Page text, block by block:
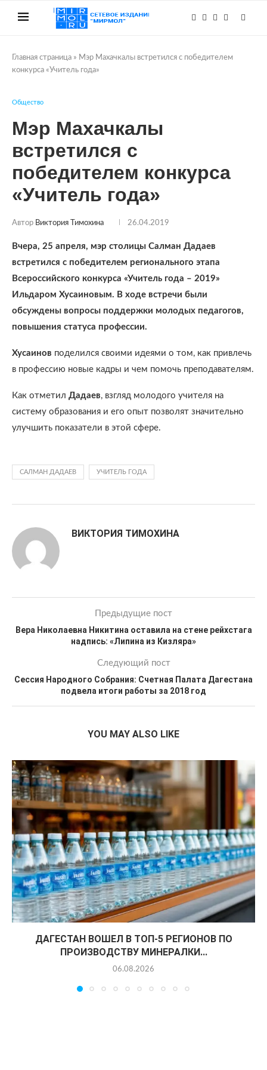
Главная страница » Мэр Махачкалы встретился с победителем
конкурса «Учитель года»
Общество
Мэр Махачкалы
встретился с
победителем конкурса
«Учитель года»
Автор Виктория Тимохина 26.04.2019
Вчера, 25 апреля, мэр столицы Салман Дадаев
встретился с победителем регионального этапа
Всероссийского конкурса «Учитель года – 2019»
Ильдаром Хусаиновым. В ходе встречи были
обсуждены вопросы поддержки молодых педагогов,
повышения статуса профессии.
Хусаинов поделился своими идеями о том, как привлечь
в профессию новые кадры и чем помочь преподавателям.
Как отметил Дадаев, взгляд молодого учителя на
систему образования и его опыт позволят значительно
улучшить показатели в этой сфере.
САЛМАН ДАДАЕВ УЧИТЕЛЬ ГОДА
ВИКТОРИЯ ТИМОХИНА
Предыдущие пост
Вера Николаевна Никитина оставила на стене рейхстага
надпись: «Липина из Кизляра»
Следующий пост
Сессия Народного Собрания: Счетная Палата Дагестана
подвела итоги работы за 2018 год
YOU MAY ALSO LIKE
ДАГЕСТАН ВОШЕЛ В ТОП-5 РЕГИОНОВ ПО
ПРОИЗВОДСТВУ МИНЕРАЛКИ...
06.08.2026